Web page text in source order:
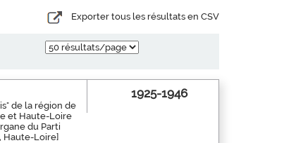
Exporter tous les résultats en CSV
de la région de
et Haute-Loire
du Parti
Haute-Loire]
1925-1946